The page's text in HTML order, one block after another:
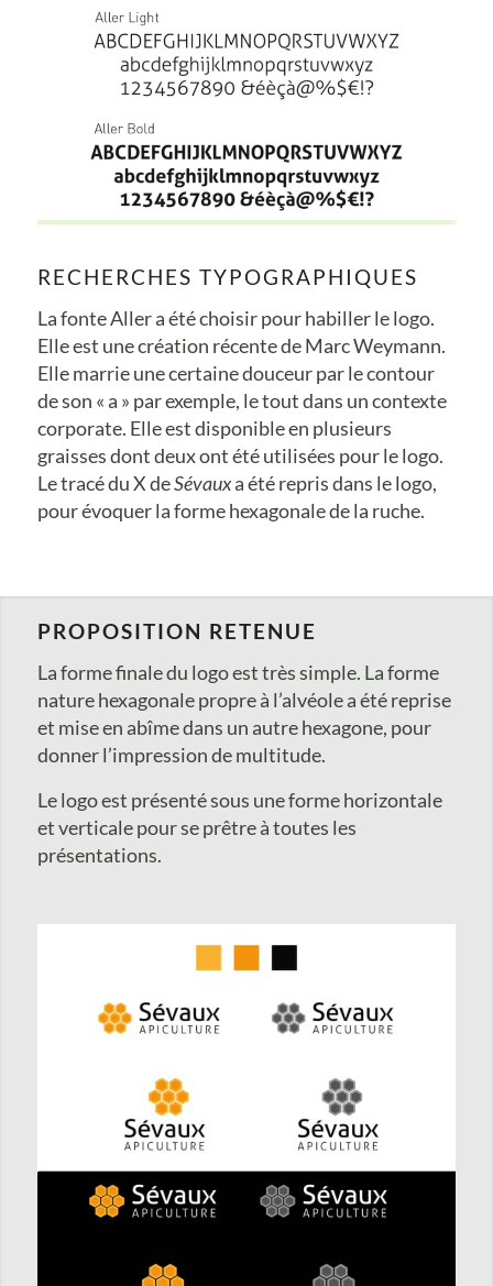
RECHERCHES TYPOGRAPHIQUES
La fonte Aller a été choisir pour habiller le logo.
Elle est une création récente de Marc Weymann.
Elle marrie une certaine douceur par le contour
de son « a » par exemple, le tout dans un contexte
corporate. Elle est disponible en plusieurs
graisses dont deux ont été utilisées pour le logo.
Le tracé du X deSévauxa été repris dans le logo,
pour évoquer la forme hexagonale de la ruche.
PROPOSITION RETENUE
La forme finale du logo est très simple. La forme
nature hexagonale propre à l’alvéole a été reprise
et mise en abîme dans un autre hexagone, pour
donner l’impression de multitude.
Le logo est présenté sous une forme horizontale
et verticale pour se prêtre à toutes les
présentations.